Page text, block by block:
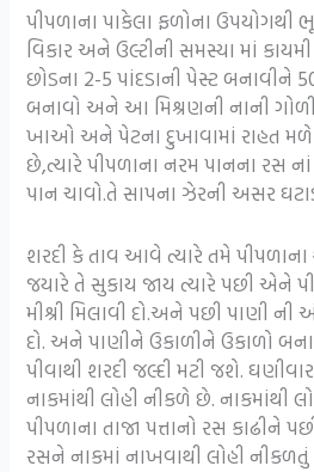
પીપળાના પાકેલા ફળોના ઉપયોગથી
વિકાર અને ઉલ્ટીની સમસ્યા માં
છોડના 2-5 પાંદડાની પેસ્ટ બનાવીને
બનાવો અને આ મિશ્રણની નાની
ખાઓ અને પેટના દુખાવામાં રાહત મળે
છે,ત્યારે પીપળાના નરમ પાનના રસ
પાન ચાવો.તે સાપના ઝેરની અસર
શરદી કે તાવ આવે ત્યારે તમે પીપળાના
જયારે તે સુકાય જાય ત્યારે પછી એને
મીશ્રી મિલાવી દો.અને પછી પાણી
દો. અને પાણીને ઉકાળીને ઉકાળો
પીવાથી શરદી જલ્દી મટી જશે.
નાકમાંથી લોહી નીકળે છે. નાકમાંથી
પીપળાના તાજા પત્તાનો રસ
રસને નાકમાં નાખવાથી લોહી